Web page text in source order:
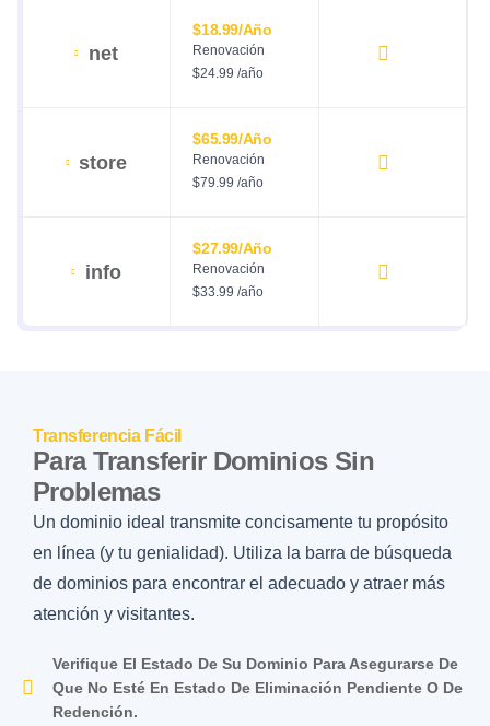
net
$18.99/año
Renovación
$24.99 /año
store
$65.99/año
Renovación
$79.99 /año
info
$27.99/año
Renovación
$33.99 /año
Transferencia Fácil
Para Transferir Dominios Sin
Problemas
Un dominio ideal transmite concisamente tu propósito
en línea (y tu genialidad). Utiliza la barra de búsqueda
de dominios para encontrar el adecuado y atraer más
atención y visitantes.
Verifique El Estado De Su Dominio Para Asegurarse De
Que No Esté En Estado De Eliminación Pendiente O De
Redención.